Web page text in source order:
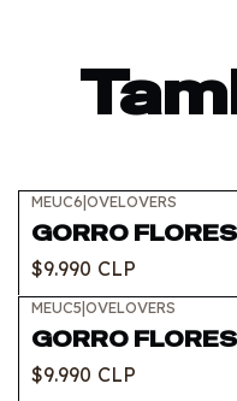
MEUC6|OVELOVERS
GORRO
$9.990 CLP
MEUC5|OVELOVERS
GORRO
$9.990 CLP